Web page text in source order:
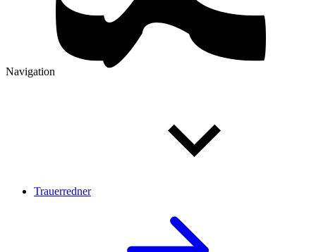
Navigation
Trauerredner